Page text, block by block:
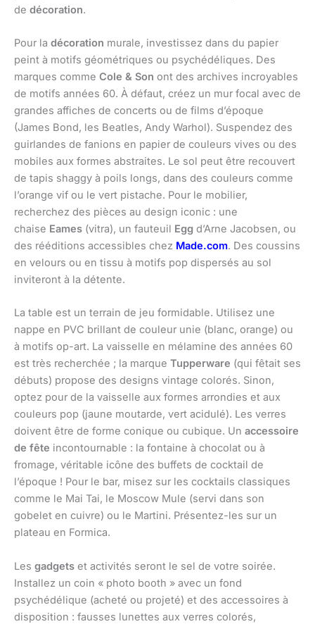
de décoration.
Pour la décoration murale, investissez dans du papier
peint à motifs géométriques ou psychédéliques. Des
marques comme Cole & Son ont des archives incroyables
de motifs années 60. À défaut, créez un mur focal avec de
grandes affiches de concerts ou de films d’époque
(James Bond, les Beatles, Andy Warhol). Suspendez des
guirlandes de fanions en papier de couleurs vives ou des
mobiles aux formes abstraites. Le sol peut être recouvert
de tapis shaggy à poils longs, dans des couleurs comme
l’orange vif ou le vert pistache. Pour le mobilier,
recherchez des pièces au design iconic : une
chaise Eames (vitra), un fauteuil Egg d’Arne Jacobsen, ou
des rééditions accessibles chez Made.com. Des coussins
en velours ou en tissu à motifs pop dispersés au sol
inviteront à la détente.
La table est un terrain de jeu formidable. Utilisez une
nappe en PVC brillant de couleur unie (blanc, orange) ou
à motifs op-art. La vaisselle en mélamine des années 60
est très recherchée ; la marque Tupperware (qui fêtait ses
débuts) propose des designs vintage colorés. Sinon,
optez pour de la vaisselle aux formes arrondies et aux
couleurs pop (jaune moutarde, vert acidulé). Les verres
doivent être de forme conique ou cubique. Un accessoire
de fête incontournable : la fontaine à chocolat ou à
fromage, véritable icône des buffets de cocktail de
l’époque ! Pour le bar, misez sur les cocktails classiques
comme le Mai Tai, le Moscow Mule (servi dans son
gobelet en cuivre) ou le Martini. Présentez-les sur un
plateau en Formica.
Les gadgets et activités seront le sel de votre soirée.
Installez un coin « photo booth » avec un fond
psychédélique (acheté ou projeté) et des accessoires à
disposition : fausses lunettes aux verres colorés,